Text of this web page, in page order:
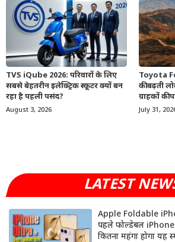
TVS iQube 2026: परिवारों के लिए
सबसे बेहतरीन इलेक्ट्रिक स्कूटर क्यों बन
रहा है पहली पसंद?
August 3, 2026
Toyota
की बढ़ती
ग्राहकों की
July 31,
LATEST
Apple Foldable
पहले फोल्डेबल iPhone
कितना महंगा होगा यह